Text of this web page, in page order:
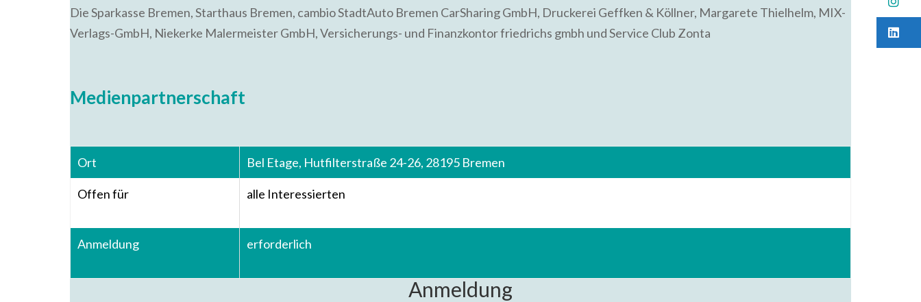
Die Sparkasse Bremen, Starthaus Bremen, cambio StadtAuto Bremen CarSharing GmbH, Druckerei Geffken & Köllner, Margarete Thielhelm, MIX-
Verlags-GmbH, Niekerke Malermeister GmbH, Versicherungs- und Finanzkontor friedrichs gmbh und Service Club Zonta
Medienpartnerschaft
Ort Bel Etage, Hutfilterstraße 24-26, 28195 Bremen
Offen für alle Interessierten
Anmeldung erforderlich
Anmeldung